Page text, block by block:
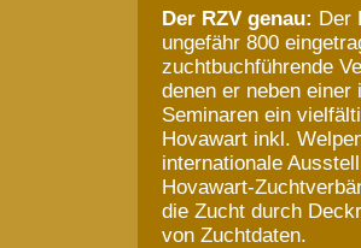
Der RZV genau: Der
ungefähr 800
zuchtbuchführende
denen er neben
Seminaren ein
Hovawart inkl.
internationale
Hovawart-
die Zucht durch
von Zuchtdaten.